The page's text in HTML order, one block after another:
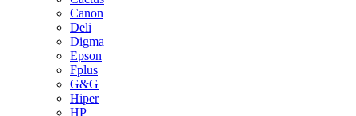
Canon
Deli
Digma
Epson
Fplus
G&G
Hiper
HP